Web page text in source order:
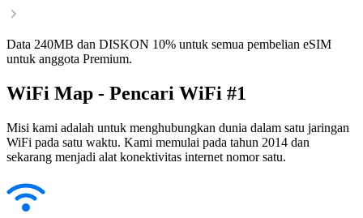
Data 240MB dan DISKON 10% untuk semua pembelian eSIM
untuk anggota Premium.
WiFi Map - Pencari WiFi #1
Misi kami adalah untuk menghubungkan dunia dalam satu jaringan
WiFi pada satu waktu. Kami memulai pada tahun 2014 dan
sekarang menjadi alat konektivitas internet nomor satu.